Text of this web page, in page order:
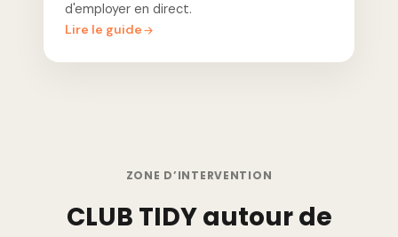
d'employer en direct.
Lire le guide
ZONE D’INTERVENTION
CLUB TIDY autour de